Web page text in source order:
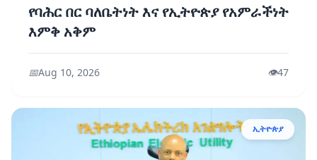
የባሕር በር ባለቤትነት እና የኢትዮጵያ የአምራችነት
እምቅ አቅም
📅Aug 10, 2026 👁️47
ኢትዮጵያ